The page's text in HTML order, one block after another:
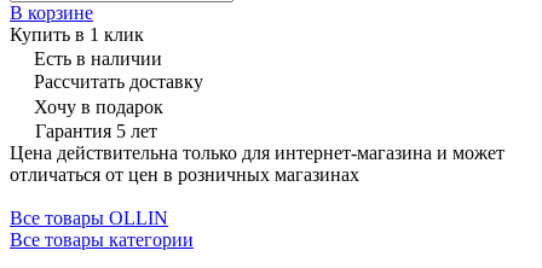
В корзине
Купить в 1 клик
Есть в наличии
Рассчитать доставку
Хочу в подарок
Гарантия 5 лет
Цена действительна только для интернет-магазина и может
отличаться от цен в розничных магазинах
Все товары OLLIN
Все товары категории